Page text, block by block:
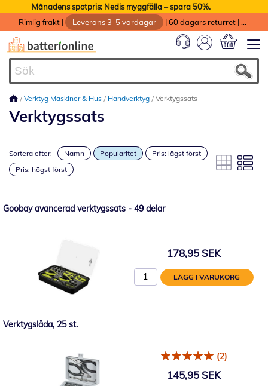
Månadens spotpris: Nedis myggfälla – spara 50%.
Rimlig frakt | Leverans 3-5 vardagar |60 dagars returret |
Verktyg Maskiner & Hus Handverktyg Verktygssats
Verktygssats
Sortera efter: Namn Popularitet
Pris: lägst först
Pris: högst först
Goobay avancerad verktygssats - 49 delar
178,95 SEK
LÄGG I VARUKORG
Verktygslåda, 25 st.
(2)
145,95 SEK